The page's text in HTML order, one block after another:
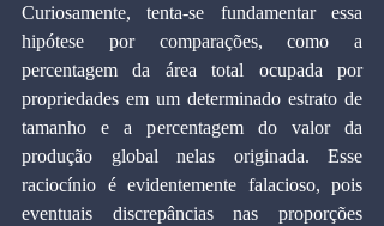
Curiosamente, tenta-se fundamentar essa
hipótese por comparações, como a
percentagem da área total ocupada por
propriedades em um determinado estrato de
tamanho e a percentagem do valor da
produção global nelas originada. Esse
raciocínio é evidentemente falacioso, pois
eventuais discrepâncias nas proporções